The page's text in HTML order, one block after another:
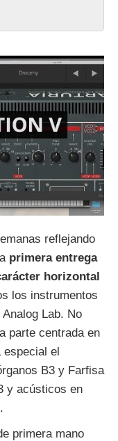
reflejando
primera entrega
horizontal
los instrumentos
Lab. No
parte centrada en
especial el
B3 y Farfisa
y acústicos en
primera mano